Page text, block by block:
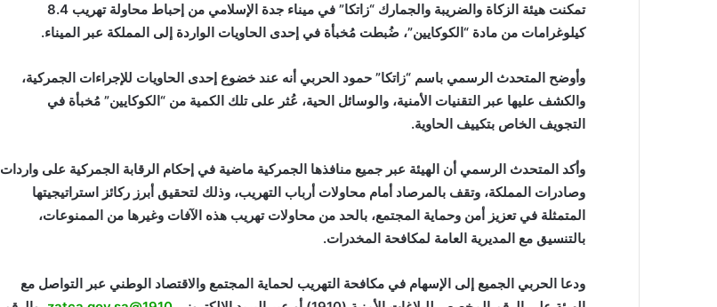
تمكنت هيئة الزكاة والضريبة والجمارك “زاتكا” في ميناء جدة الإسلامي من إحباط محاولة تهريب 8.4
كيلوغرامات من مادة “الكوكايين”، ضُبطت مُخبأة في إحدى الحاويات الواردة إلى المملكة عبر الميناء.
وأوضح المتحدث الرسمي باسم “زاتكا” حمود الحربي أنه عند خضوع إحدى الحاويات للإجراءات الجمركية،
والكشف عليها عبر التقنيات الأمنية، والوسائل الحية، عُثر على تلك الكمية من “الكوكايين” مُخبأة في
التجويف الخاص بتكييف الحاوية.
وأكد المتحدث الرسمي أن الهيئة عبر جميع منافذها الجمركية ماضية في إحكام الرقابة الجمركية على واردات
وصادرات المملكة، وتقف بالمرصاد أمام محاولات أرباب التهريب، وذلك لتحقيق أبرز ركائز استراتيجيتها
المتمثلة في تعزيز أمن وحماية المجتمع، بالحد من محاولات تهريب هذه الآفات وغيرها من الممنوعات،
بالتنسيق مع المديرية العامة لمكافحة المخدرات.
ودعا الحربي الجميع إلى الإسهام في مكافحة التهريب لحماية المجتمع والاقتصاد الوطني عبر التواصل مع